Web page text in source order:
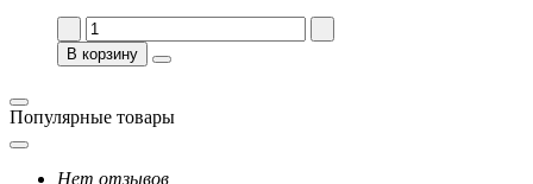
В корзину
Популярные товары
Нет отзывов